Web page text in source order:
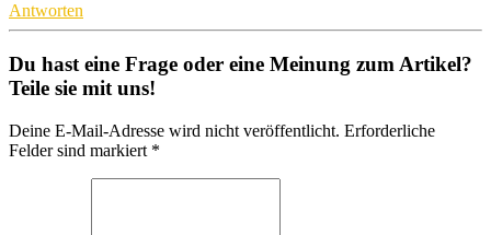
Antworten
Du hast eine Frage oder eine Meinung zum Artikel?
Teile sie mit uns!
Deine E-Mail-Adresse wird nicht veröffentlicht. Erforderliche
Felder sind markiert *